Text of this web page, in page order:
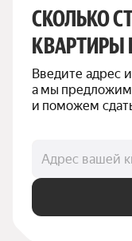
СКОЛЬКО
КВАРТИРЫ
Введите адрес
а мы
и поможем
Адрес вашей